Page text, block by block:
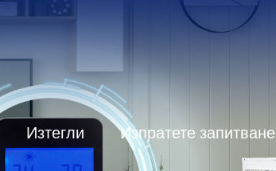
Изтегли Изпратете запитване